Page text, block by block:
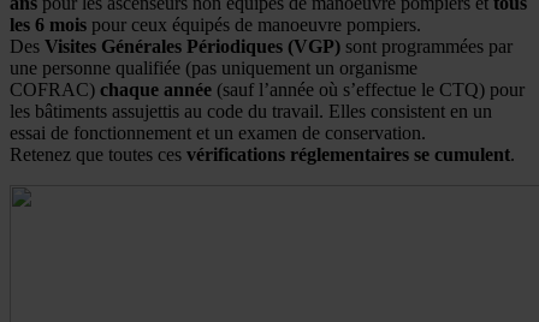
les 6 mois pour ceux équipés de manoeuvre pompiers.
Des Visites Générales Périodiques (VGP) sont programmées par
une personne qualifiée (pas uniquement un organisme
COFRAC) chaque année (sauf l’année où s’effectue le CTQ) pour
les bâtiments assujettis au code du travail. Elles consistent en un
essai de fonctionnement et un examen de conservation.
Retenez que toutes ces vérifications réglementaires se cumulent.